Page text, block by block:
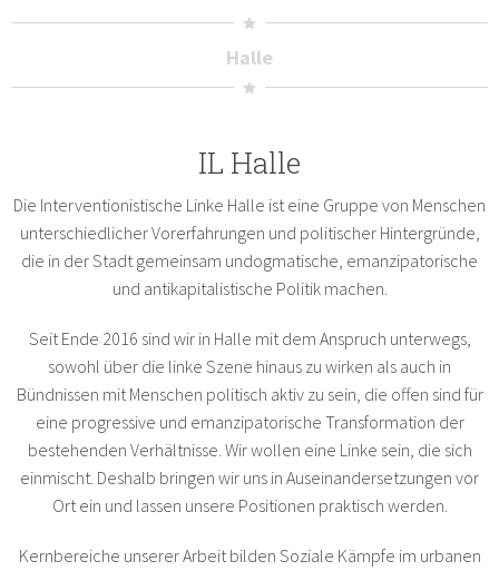
Halle
IL Halle
Die Interventionistische Linke Halle ist eine Gruppe von Menschen
unterschiedlicher Vorerfahrungen und politischer Hintergründe,
die in der Stadt gemeinsam undogmatische, emanzipatorische
und antikapitalistische Politik machen.
Seit Ende 2016 sind wir in Halle mit dem Anspruch unterwegs,
sowohl über die linke Szene hinaus zu wirken als auch in
Bündnissen mit Menschen politisch aktiv zu sein, die offen sind für
eine progressive und emanzipatorische Transformation der
bestehenden Verhältnisse. Wir wollen eine Linke sein, die sich
einmischt. Deshalb bringen wir uns in Auseinandersetzungen vor
Ort ein und lassen unsere Positionen praktisch werden.
Kernbereiche unserer Arbeit bilden Soziale Kämpfe im urbanen